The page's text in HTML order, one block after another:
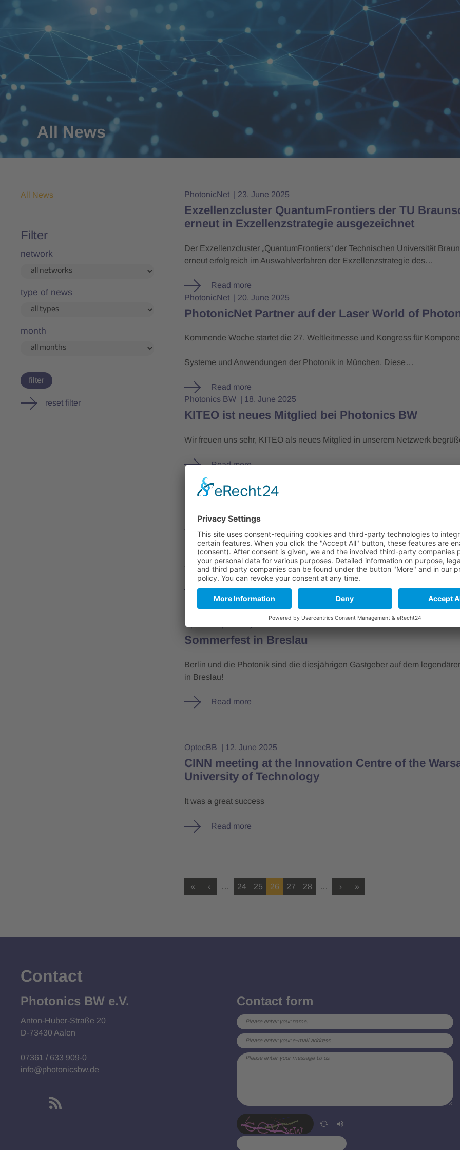
All News
All News
Filter
network
type of news
month
filter
reset filter
PhotonicNet 23. June 2025
Exzellenzcluster QuantumFrontiers der TU
erneut in Exzellenzstrategie ausgezeichnet
Der Exzellenzcluster „QuantumFrontiers“ der Technischen Universität
erneut erfolgreich im Auswahlverfahren der Exzellenzstrategie des…
Read more
PhotonicNet
20. June 2025
PhotonicNet Partner auf der Laser World of
Kommende Woche startet die 27. Weltleitmesse und Kongress für
Systeme und Anwendungen der Photonik in München. Diese…
Read more
Photonics BW
18. June 2025
KITEO ist neues Mitglied bei Photonics BW
Wir freuen uns sehr, KITEO als neues Mitglied in unserem Netzwerk
Read more
Jahrestagung der DGaO in Stuttgart
Über 200 Expertinnen und Experten der angewandten Optik kamen zur
Jahrestagung der DGaO nach Stuttgart. Traditionell ist die Woche nach…
Read more
OptecBB
Sommerfest in Breslau
Berlin und die Photonik sind die diesjährigen Gastgeber auf dem
in Breslau!
Read more
OptecBB 12. June 2025
CINN meeting at the Innovation Centre of the
University of Technology
It was a great success
Read more
« ‹ … 24 25 26 27 28 … › »
Contact
Photonics BW e.V.
Anton-Huber-Straße 20
D-73430 Aalen
07361 / 633 909-0
info@photonicsbw.de
Contact form